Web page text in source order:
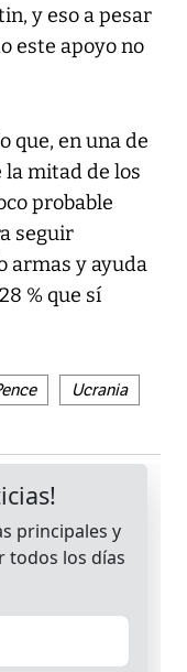
y eso a pesar
este apoyo no
que, en una de
la mitad de los
probable
seguir
armas y ayuda
% que sí
Ucrania